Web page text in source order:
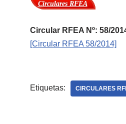
Circulares RFEA
Circular RFEA Nº: 58/
[Circular RFEA 58/2014]
Etiquetas: CIRCULARES